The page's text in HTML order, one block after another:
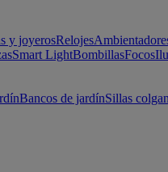
y joyerosRelojes
Smart LightBombillasFocos
Bancos de jardínSillas